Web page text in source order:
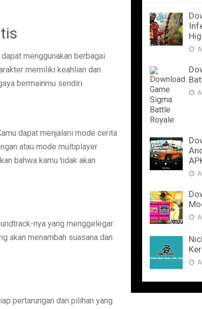
menggunakan berbagai
memiliki keahlian dan
bermainmu sendiri.
dapat menjalani mode cerita
atau mode multiplayer
bahwa kamu tidak akan
nya yang menggelegar.
akan menambah suasana dan
pertarungan dan pilihan yang